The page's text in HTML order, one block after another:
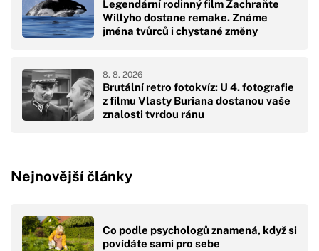
Legendární rodinný film Zachraňte
Willyho dostane remake. Známe
jména tvůrců i chystané změny
Brutální retro fotokvíz: U 4. fotografie
z filmu Vlasty Buriana dostanou vaše
znalosti tvrdou ránu
8. 8. 2026
Nejnovější články
Co podle psychologů znamená, když si
povídáte sami pro sebe